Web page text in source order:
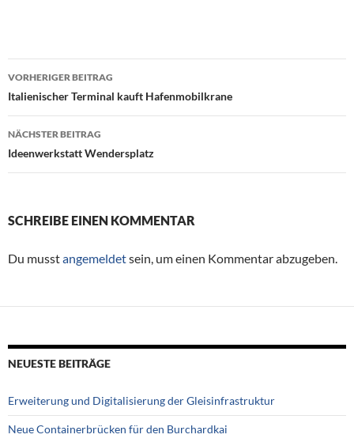
Beitragsnavigation
VORHERIGER BEITRAG
Italienischer Terminal kauft Hafenmobilkrane
NÄCHSTER BEITRAG
Ideenwerkstatt Wendersplatz
SCHREIBE EINEN KOMMENTAR
Du musstangemeldetsein, um einen Kommentar abzugeben.
NEUESTE BEITRÄGE
Erweiterung und Digitalisierung der Gleisinfrastruktur
Neue Containerbrücken für den Burchardkai